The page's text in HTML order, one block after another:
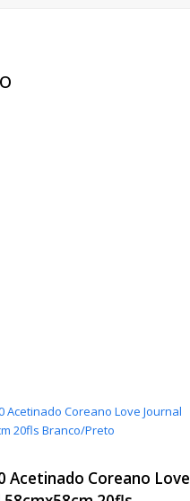
Acetinado Coreano Love